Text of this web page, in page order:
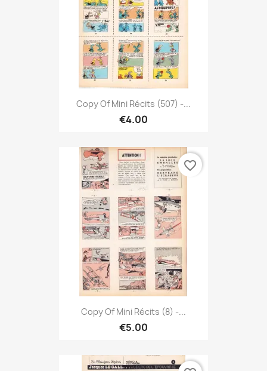
Copy Of Mini Récits (507) -...
€4.00
Copy Of Mini Récits (8) -...
€5.00
favorite_border